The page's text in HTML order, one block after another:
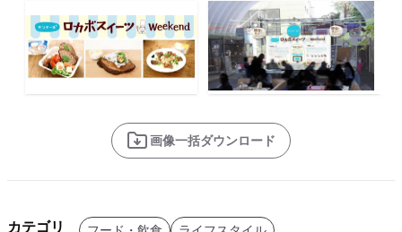
画像一括ダウンロード
カテゴリ